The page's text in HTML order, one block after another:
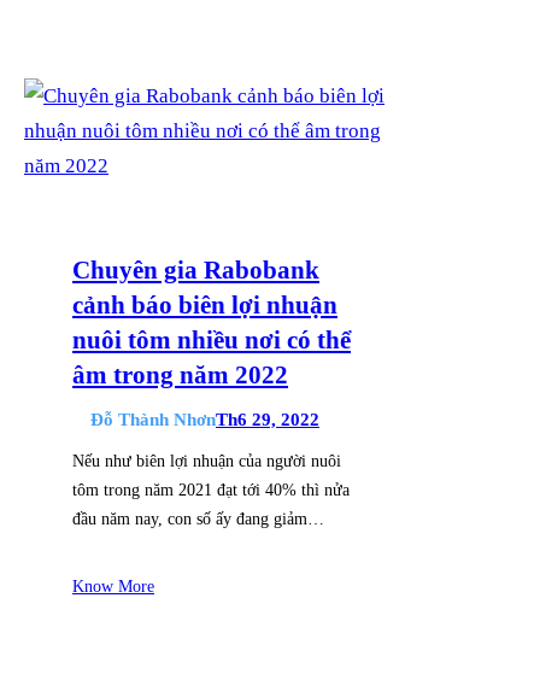
Chuyên gia Rabobank
cảnh báo biên lợi nhuận
nuôi tôm nhiều nơi có thể
âm trong năm 2022
Đỗ Thành NhơnTh6 29, 2022
Nếu như biên lợi nhuận của người nuôi
tôm trong năm 2021 đạt tới 40% thì nửa
đầu năm nay, con số ấy đang giảm…
Know More